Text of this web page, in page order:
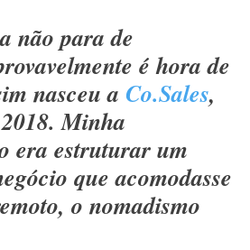
não para de
é hora de
nasceu a Co.Sales,
Minha
era estruturar um
que acomodasse
o nomadismo